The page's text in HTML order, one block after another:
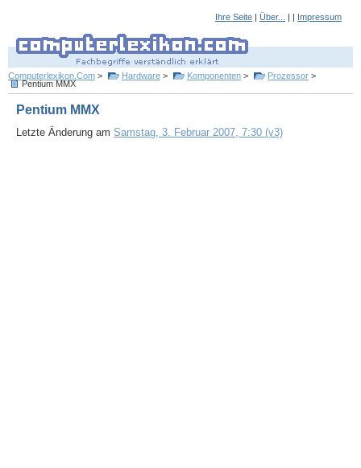
Ihre Seite | Über... | | Impressum
Computerlexikon.Com > Hardware > Komponenten > Prozessor >
Pentium MMX
Pentium MMX
Letzte Änderung am Samstag, 3. Februar 2007, 7:30 (v3)